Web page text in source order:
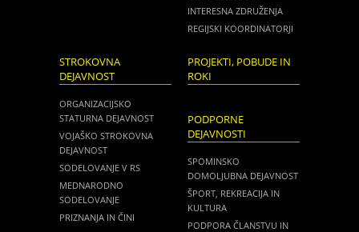
INTERESNA ZDRUŽENJA
REGIJSKI KOORDINATORJI
STROKOVNA
DEJAVNOST
ORGANIZACIJSKO
STATURNA DEJAVNOST
VOJAŠKO STROKOVNA
DEJAVNOST
SODELOVANJE V RS
MEDNARODNO
SODELOVANJE
PRIZNANJA IN ČINI
PROJEKTI, POBUDE IN
ROKI
PODPORNE
DEJAVNOSTI
SPOMINSKO
DOMOLJUBNA DEJAVNOST
ŠPORT, REKREACIJA IN
KULTURA
PODPORA ČLANSTVU IN